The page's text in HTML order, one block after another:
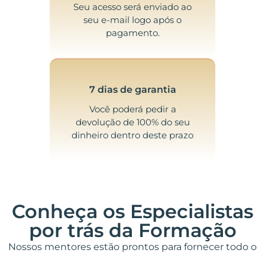
Seu acesso será enviado ao
seu e-mail logo após o
pagamento.
7 dias de garantia
Você poderá pedir a
devolução de 100% do seu
dinheiro dentro deste prazo
Conheça os Especialistas
por trás da Formação
Nossos mentores estão prontos para fornecer todo o